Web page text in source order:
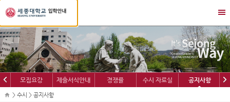
세
종
대
학
교
입
학
정
보
뉴
열
기/
닫
기
이
전
다
음
모집요강 제출서식안내 경쟁률 수시 자료실 공지사항
> 수시 > 공지사항